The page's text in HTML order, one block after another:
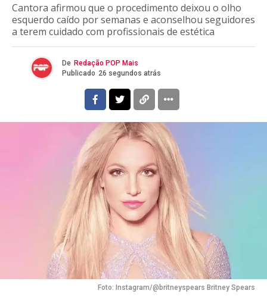
Cantora afirmou que o procedimento deixou o olho
esquerdo caído por semanas e aconselhou seguidores
a terem cuidado com profissionais de estética
De Redação POP Mais
Publicado 26 segundos atrás
Foto: Instagram/@britneyspears Britney Spears